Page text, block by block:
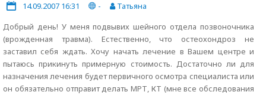
14.09.2007 16:31 -
Татьяна
Добрый день! У меня подвывих шейного отдела позвоночника
(врожденная травма). Естественно, что остеохондроз не
заставил себя ждать. Хочу начать лечение в Вашем центре и
пытаюсь прикинуть примерную стоимость. Достаточно ли для
назначения лечения будет первичного осмотра специалиста или
он обязательно отправит делать МРТ, КТ (мне все обследования